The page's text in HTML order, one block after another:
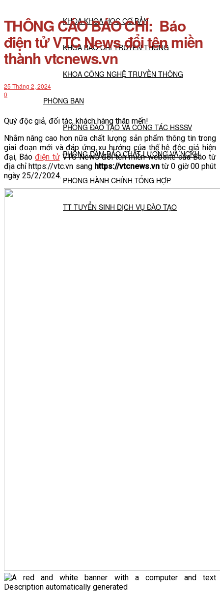
KHOA KHOA HỌC CƠ BẢN
KHOA BÁO CHÍ TRUYỀN THÔNG
KHOA CÔNG NGHỆ TRUYỀN THÔNG
PHÒNG BAN
PHÒNG ĐÀO TẠO VÀ CÔNG TÁC HSSSV
PHÒNG ĐẢM BẢO CHẤT LƯỢNG VÀ NCKH
PHÒNG HÀNH CHÍNH TỔNG HỢP
TT TUYỂN SINH DỊCH VỤ ĐÀO TẠO
THÔNG CÁO BÁO CHÍ: Báo
điện tử VTC News đổi tên miền
thành vtcnews.vn
25 Tháng 2, 2024
0
Quý độc giả, đối tác, khách hàng thân mến!
Nhằm nâng cao hơn nữa chất lượng sản phẩm thông tin trong
giai đoạn mới và đáp ứng xu hướng của thế hệ độc giả hiện
đại, Báođiện tửVTC News đổi tên miền website của Báo từ
địa chỉ https://vtc.vn sang https://vtcnews.vntừ 0 giờ 00 phút
ngày 25/2/2024.